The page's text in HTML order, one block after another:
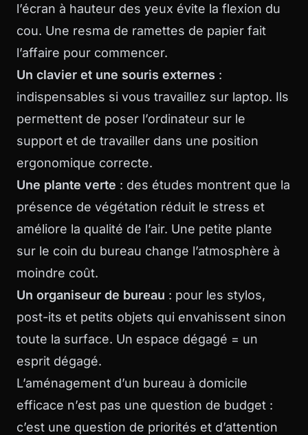
l’écran à hauteur des yeux évite la flexion du
cou. Une resma de ramettes de papier fait
l’affaire pour commencer.
Un clavier et une souris externes :
indispensables si vous travaillez sur laptop. Ils
permettent de poser l’ordinateur sur le
support et de travailler dans une position
ergonomique correcte.
Une plante verte : des études montrent que la
présence de végétation réduit le stress et
améliore la qualité de l’air. Une petite plante
sur le coin du bureau change l’atmosphère à
moindre coût.
Un organiseur de bureau : pour les stylos,
post-its et petits objets qui envahissent sinon
toute la surface. Un espace dégagé = un
esprit dégagé.
L’aménagement d’un bureau à domicile
efficace n’est pas une question de budget :
c’est une question de priorités et d’attention